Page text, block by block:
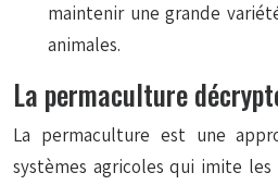
maintenir une grande
animales.
La permaculture
La permaculture est une
systèmes agricoles qui imite